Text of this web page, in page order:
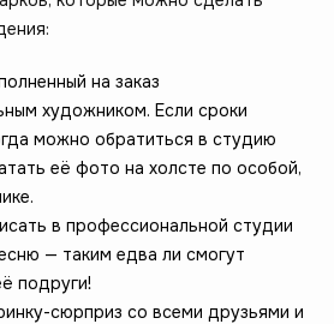
на заказ
художником. Если сроки
можно обратиться в студию
её фото на холсте по особой,
в профессиональной студии
— таким едва ли смогут
подруги!
сюрприз со всеми друзьями и